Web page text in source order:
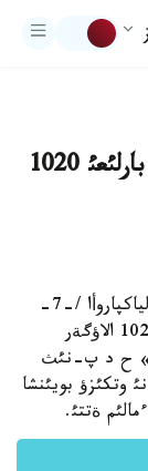
قئسقئ ازيا ويئندارئ الاؤ ةستافةتاسئنا بارلئعئ 1020
استانا. قازاننئث 6-سئ. قازاقپارات /گذلميرا ءالياكپاروأا /-7-
قئسقئ ازيا ويئندارئ الاؤ ةستافةتاسئنا بارلئعئ 1020 الاؤگةر
ح د پ-نئث
وتكئزؤ بويئنشا
ةتتئ.